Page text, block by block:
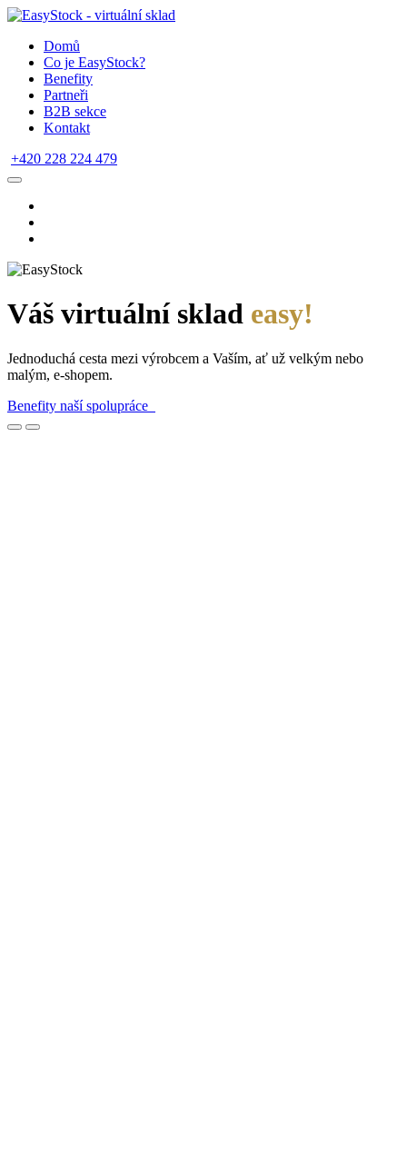
Domů
Co je EasyStock?
Benefity
Partneři
B2B sekce
Kontakt
+420 228 224 479
Váš virtuální sklad easy!
Jednoduchá cesta mezi výrobcem a Vaším, ať už velkým nebo
malým, e-shopem.
Benefity naší spolupráce